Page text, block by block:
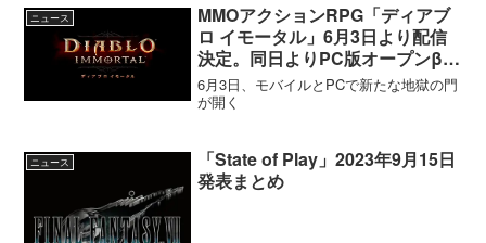
ニュース
MMOアクションRPG「ディアブ
ロ イモータル」6月3日より配信
決定。同日よりPC版オープンβも
開始
6月3日、モバイルとPCで新たな地獄の門
が開く
ニュース
「State of Play」2023年9月15日
発表まとめ